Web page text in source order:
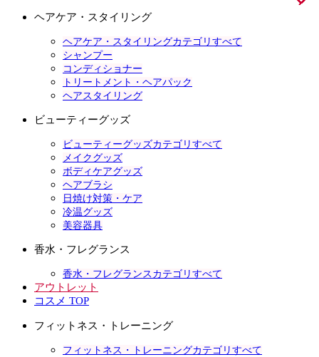
ヘアケア・スタイリング
ヘアケア・スタイリングカテゴリすべて
シャンプー
コンディショナー
トリートメント・ヘアパック
ヘアスタイリング
ビューティーグッズ
ビューティーグッズカテゴリすべて
メイクグッズ
ボディケアグッズ
ヘアブラシ
日焼け対策・ケア
冷温グッズ
美容器具
香水・フレグランス
香水・フレグランスカテゴリすべて
アウトレット
コスメ TOP
フィットネス・トレーニング
フィットネス・トレーニングカテゴリすべて